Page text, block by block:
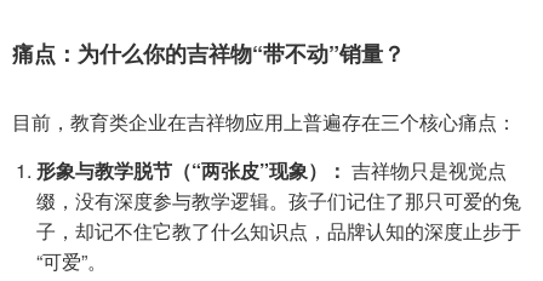
痛点：为什么你的吉祥物“带不动”销量？
目前，教育类企业在吉祥物应用上普遍存在三个核心痛点：
形象与教学脱节（“两张皮”现象）： 吉祥物只是视觉点
缀，没有深度参与教学逻辑。孩子们记住了那只可爱的兔
子，却记不住它教了什么知识点，品牌认知的深度止步于
“可爱”。